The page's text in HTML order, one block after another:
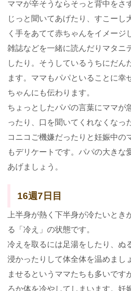
ママが辛そうならそっと背中をさ
じっと聞いてあげたり、すこーし
く手をあてて赤ちゃんをイメージ
雑誌などを一緒に読んだりマタニ
したり。そうしているうちにだん
ます。ママもパパといることに幸
ちゃんにも伝わります。
ちょっとしたパパの言葉にママが
ったり、口を聞いてくれなくなっ
コニコご機嫌だったりと妊娠中の
もデリケートです。パパの大きな
あげましょう。
16週7日目
上半身が熱く下半身が冷たいとき
る「冷え」の状態です。
冷えを取るには足湯をしたり、ぬ
浸かったりして体全体を温めまし
ませるというママたちも多いです
ろか体を冷やしてしまいます。妊